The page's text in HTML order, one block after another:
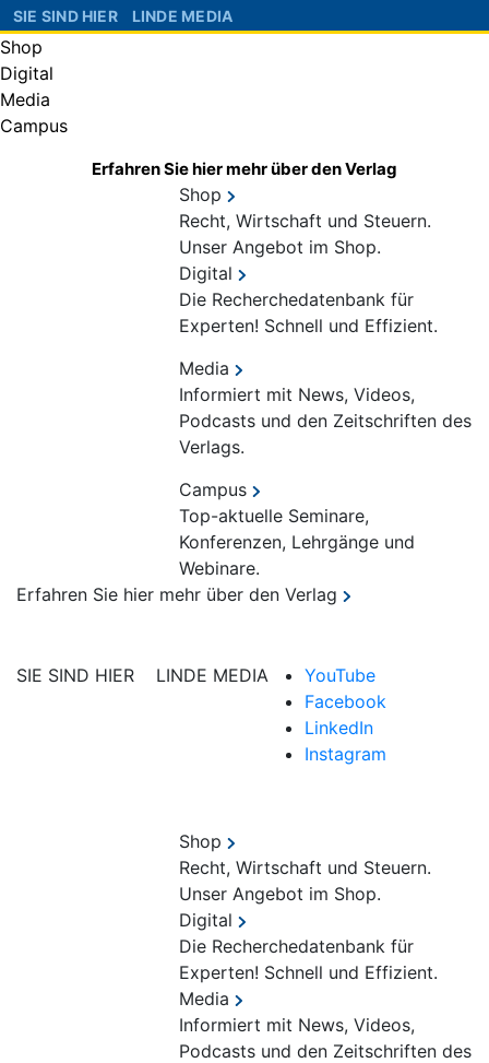
SIE SIND HIER LINDE MEDIA
Shop
Digital
Media
Campus
Erfahren Sie hier mehr über den Verlag
Shop
Recht, Wirtschaft und Steuern.
Unser Angebot im Shop.
Digital
Die Recherchedatenbank für
Experten! Schnell und Effizient.
Media
Informiert mit News, Videos,
Podcasts und den Zeitschriften des
Verlags.
Campus
Top-aktuelle Seminare,
Konferenzen, Lehrgänge und
Webinare.
Erfahren Sie hier mehr über den Verlag
SIE SIND HIER LINDE MEDIA
YouTube
Facebook
LinkedIn
Instagram
Shop
Recht, Wirtschaft und Steuern.
Unser Angebot im Shop.
Digital
Die Recherchedatenbank für
Experten! Schnell und Effizient.
Media
Informiert mit News, Videos,
Podcasts und den Zeitschriften des